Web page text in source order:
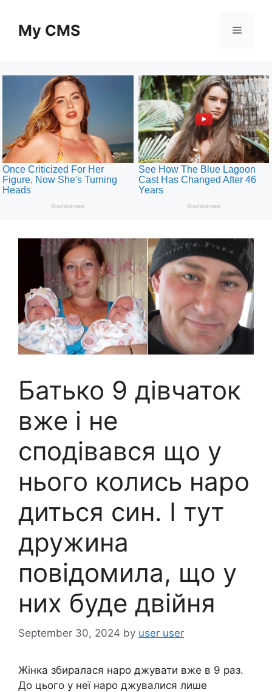
contentMy CMS Menu
Батько 9 дівчаток
вже і не
сподівався що у
нього колись наро
диться син. І тут
дружина
повідомила, що у
них буде двійня
September 30, 2024 by user user
Жінка збиралася наро джувати вже в 9 раз.
До цього у неї наро джувалися лише